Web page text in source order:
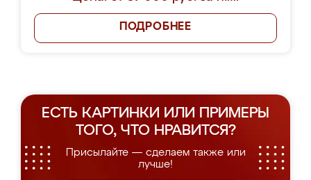
ПОДРОБНЕЕ
ЕСТЬ КАРТИНКИ ИЛИ ПРИМЕРЫ
ТОГО, ЧТО НРАВИТСЯ?
Присылайте — сделаем также или
лучше!